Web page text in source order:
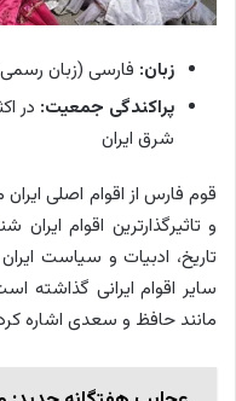
زبان: فارسی (زبان
پراکندگی جمعیت: در
شرق ایران
قوم فارس از اقوام اصلی
و تاثیرگذارترین اقوام
تاریخ، ادبیات و سیاست
سایر اقوام ایرانی گذاشته
مانند حافظ و سعدی اشاره